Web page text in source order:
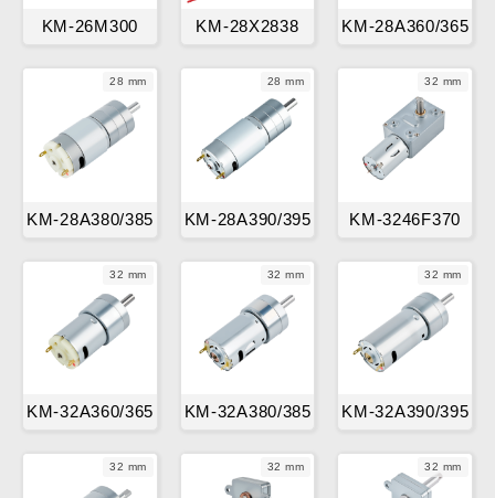
KM-26M300 KM-28X2838 KM-28A360/365
28 mm
KM-28A380/385
28 mm
KM-28A390/395
32 mm
KM-3246F370
32 mm
KM-32A360/365
32 mm
KM-32A380/385
32 mm
KM-32A390/395
32 mm 32 mm 32 mm